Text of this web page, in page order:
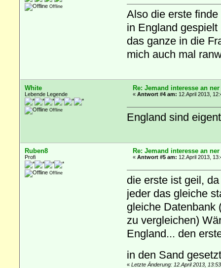
Offline
Also die erste
in England
das ganze in die
mich auch mal
White
Lebende Legende
Offline
Re: Jemand interesse an
«Antwort #4 am: 12.April 2013,
England sind
Ruben8
Profi
Offline
Re: Jemand interesse an
«Antwort #5 am: 12.April 2013,
die erste ist geil,
jeder das gleiche
gleiche Datenbank
zu vergleichen)
England... den
in den Sand
« Letzte Änderung: 12.April 2013,